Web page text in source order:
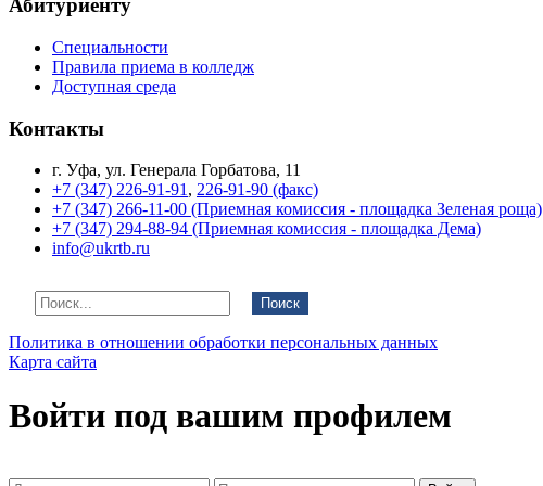
Абитуриенту
Специальности
Правила приема в колледж
Доступная среда
Контакты
г. Уфа, ул. Генерала Горбатова, 11
+7 (347) 226-91-91 , 226-91-90 (факс)
+7 (347) 266-11-00 (Приемная комиссия - площадка Зеленая роща)
+7 (347) 294-88-94 (Приемная комиссия - площадка Дема)
info@ukrtb.ru
Поиск
Политика в отношении обработки персональных данных
Карта сайта
Войти под вашим профилем